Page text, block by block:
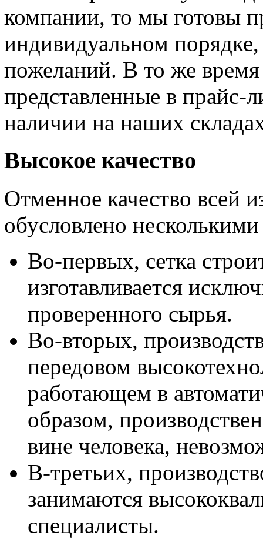
компании, то мы готовы
индивидуальном
пожеланий. В то же время
представленные в прайс-
наличии на наших
Высокое качество
Отменное качество всей
обусловлено
Во-первых, сетка
изготавливается
проверенного сырья.
Во-вторых,
передовом
работающем в
образом,
вине человека,
В-третьих,
занимаются
специалисты.